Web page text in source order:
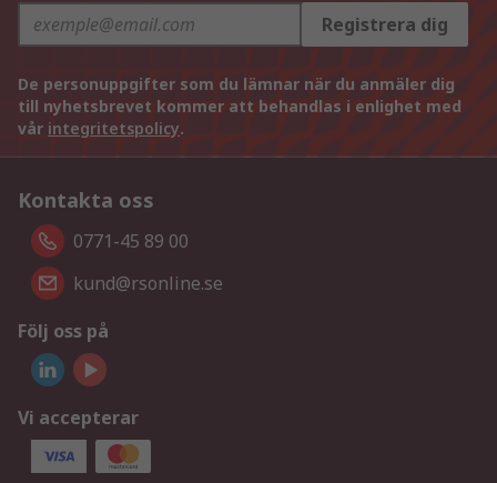
Registrera dig
De personuppgifter som du lämnar när du anmäler dig
till nyhetsbrevet kommer att behandlas i enlighet med
vår integritetspolicy.
Kontakta oss
0771-45 89 00
kund@rsonline.se
Följ oss på
Vi accepterar